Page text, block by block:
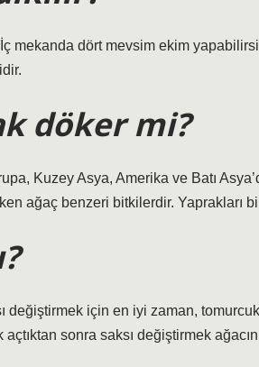
mekanda dört mevsim ekim
döker mi?
Kuzey Asya, Amerika ve Batı
ağaç benzeri bitkilerdir. Yaprakları
değiştirmek için en iyi zaman,
sonra saksı değiştirmek